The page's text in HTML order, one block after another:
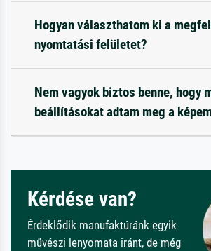
Hogyan választhatom ki a
nyomtatási felületet?
Nem vagyok biztos benne, hogy
beállításokat adtam meg a
Kérdése van?
Érdeklődik manufaktúránk egyik
művészi lenyomata iránt, de még